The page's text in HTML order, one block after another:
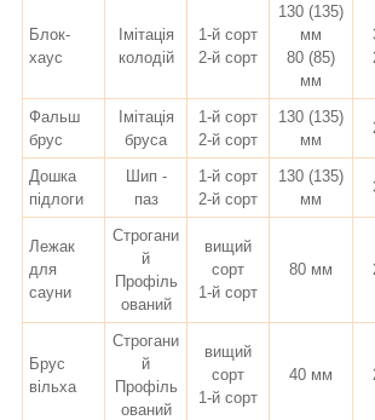
Блок-
хаус
Імітація
колодій
1-й сорт
2-й сорт
130 (135)
мм
80 (85)
мм
Фальш
брус
Імітація
бруса
1-й сорт
2-й сорт
130 (135)
мм
Дошка
підлоги
Шип -
паз
1-й сорт
2-й сорт
130 (135)
мм
Лежак
для
сауни
Строгани
й
Профіль
ований
вищий
сорт
1-й сорт
80 мм
Брус
вільха
Строгани
й
Профіль
ований
вищий
сорт
1-й сорт
40 мм